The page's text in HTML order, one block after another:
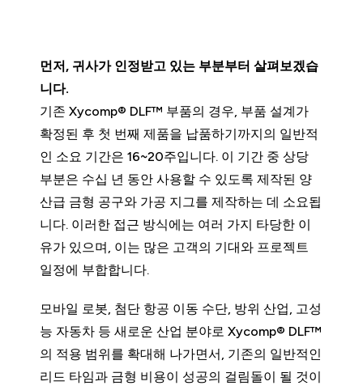
먼저, 귀사가 인정받고 있는 부분부터 살펴보겠습
니다.
기존 Xycomp® DLF™ 부품의 경우, 부품 설계가
확정된 후 첫 번째 제품을 납품하기까지의 일반적
인 소요 기간은 16~20주입니다. 이 기간 중 상당
부분은 수십 년 동안 사용할 수 있도록 제작된 양
산급 금형 공구와 가공 지그를 제작하는 데 소요됩
니다. 이러한 접근 방식에는 여러 가지 타당한 이
유가 있으며, 이는 많은 고객의 기대와 프로젝트
일정에 부합합니다.
모바일 로봇, 첨단 항공 이동 수단, 방위 산업, 고성
능 자동차 등 새로운 산업 분야로 Xycomp® DLF™
의 적용 범위를 확대해 나가면서, 기존의 일반적인
리드 타임과 금형 비용이 성공의 걸림돌이 될 것이